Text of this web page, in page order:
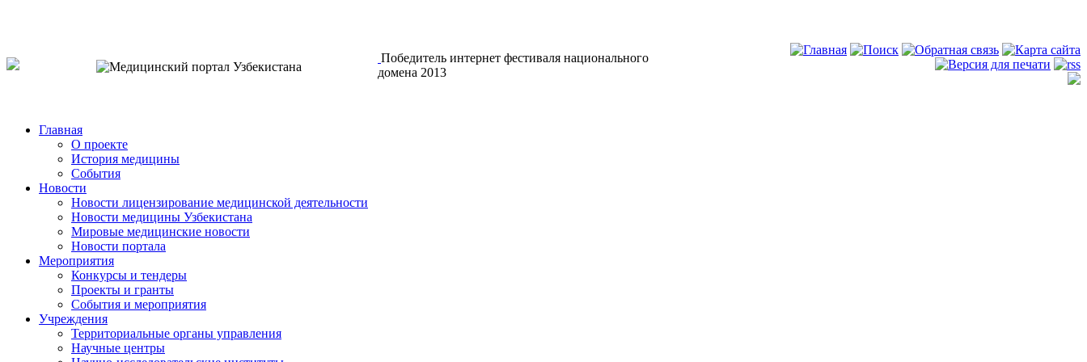
Победитель интернет фестиваля национального
домена 2013
Главная
О проекте
История медицины
События
Новости
Новости лицензирование медицинской деятельности
Новости медицины Узбекистана
Мировые медицинские новости
Новости портала
Мероприятия
Конкурсы и тендеры
Проекты и гранты
События и мероприятия
Учреждения
Территориальные органы управления
Научные центры